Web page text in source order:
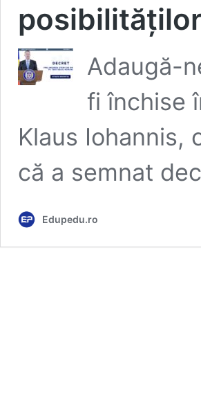
Adaugă-
fi închise
Klaus Iohannis,
că a semnat
Edupedu.ro